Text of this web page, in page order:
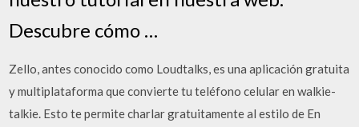
Descubre cómo …
Zello, antes conocido como Loudtalks, es una aplicación gratuita
y multiplataforma que convierte tu teléfono celular en walkie-
talkie. Esto te permite charlar gratuitamente al estilo de En